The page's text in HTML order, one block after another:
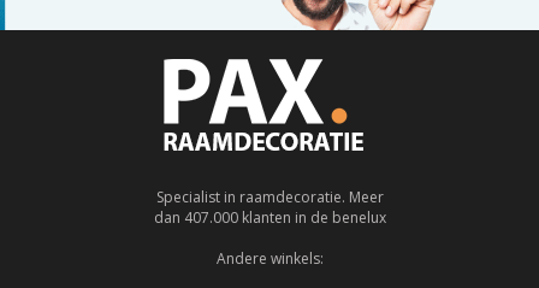
Specialist in raamdecoratie. Meer
dan 407.000 klanten in de benelux
Andere winkels: